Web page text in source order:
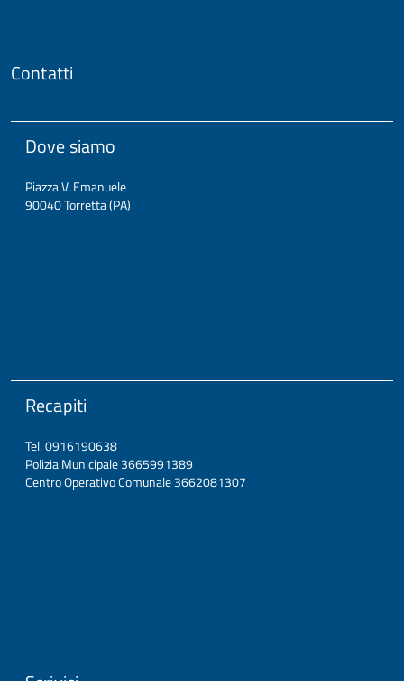
Contatti
Dove siamo
Piazza V. Emanuele
90040 Torretta (PA)
Recapiti
Tel. 0916190638
Polizia Municipale 3665991389
Centro Operativo Comunale 3662081307